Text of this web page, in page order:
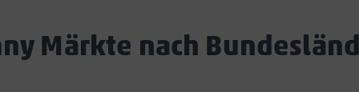
Märkte nach